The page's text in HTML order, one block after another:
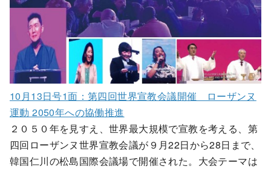
10月13日号1面：第四回世界宣教会議開催 ローザンヌ
運動 2050年への協働推進
２０５０年を見すえ、世界最大規模で宣教を考える、第
四回ローザンヌ世界宣教会議が９月22日から28日まで、
韓国仁川の松島国際会議場で開催された。大会テーマは